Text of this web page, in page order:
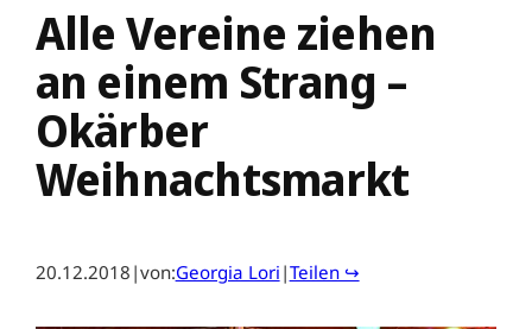
Alle Vereine ziehen
an einem Strang –
Okärber
Weihnachtsmarkt
20.12.2018 |von:Georgia Lori |Teilen ↪